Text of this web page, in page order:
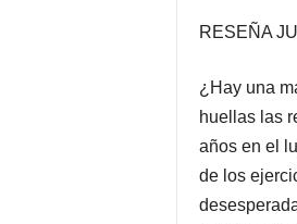
RESEÑA
¿Hay una
huellas las
años en el
de los